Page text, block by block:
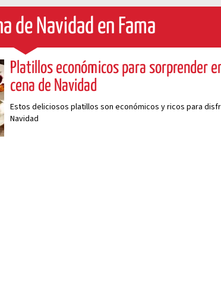
de Navidad en Fama
Platillos económicos para sorprender
cena de Navidad
Estos deliciosos platillos son económicos y ricos para
Navidad